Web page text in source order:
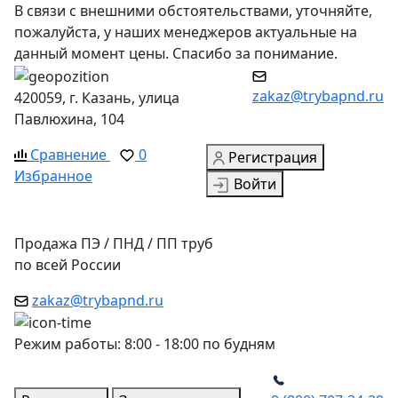
В связи с внешними обстоятельствами, уточняйте,
пожалуйста, у наших менеджеров актуальные на
данный момент цены. Спасибо за понимание.
420059, г. Казань, улица
Павлюхина, 104
zakaz@trybapnd.ru
Сравнение
0
Избранное
Регистрация
Войти
Продажа ПЭ / ПНД / ПП труб
по всей России
zakaz@trybapnd.ru
Режим работы: 8:00 - 18:00 по будням